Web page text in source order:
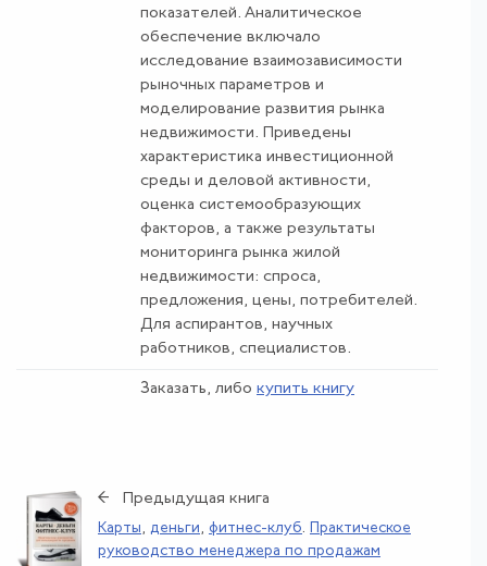
показателей. Аналитическое
обеспечение включало
исследование взаимозависимости
рыночных параметров и
моделирование развития рынка
недвижимости. Приведены
характеристика инвестиционной
среды и деловой активности,
оценка системообразующих
факторов, а также результаты
мониторинга рынка жилой
недвижимости: спроса,
предложения, цены, потребителей.
Для аспирантов, научных
работников, специалистов.
Заказать, либо купить книгу
← Предыдущая книга
Карты , деньги , фитнес-клуб.
Практическое
руководство менеджера по продажам